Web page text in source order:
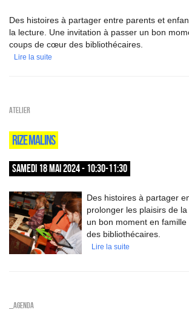
Des histoires à partager entre parents et
la lecture. Une invitation à passer un bon
coups de cœur des bibliothécaires.
Lire la suite
Atelier
RIZE MALINS
SAMEDI 18 MAI 2024 - 10:30-11:30
Des histoires à partager
prolonger les plaisirs de
un bon moment en
des bibliothécaires.
Lire la suite
_Agenda